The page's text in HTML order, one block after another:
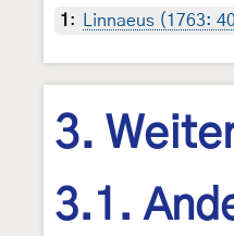
1 : Linnaeus (1763:
3.
3.1.